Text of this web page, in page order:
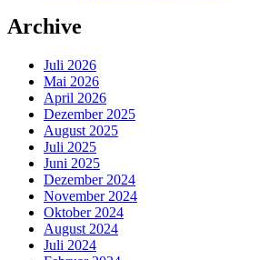
Archive
Juli 2026
Mai 2026
April 2026
Dezember 2025
August 2025
Juli 2025
Juni 2025
Dezember 2024
November 2024
Oktober 2024
August 2024
Juli 2024